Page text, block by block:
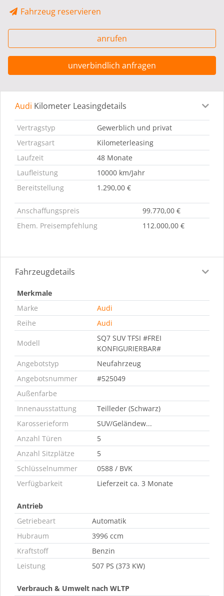
Fahrzeug reservieren
anrufen
unverbindlich anfragen
Leasingdetails Fahrzeugdetails
Audi Kilometer Leasingdetails
Vertragstyp
Gewerblich und privat
Vertragsart
Kilometerleasing
Laufzeit
48 Monate
Laufleistung
10000 km/Jahr
Bereitstellung
1.290,00 €
Anschaffungspreis
99.770,00 €
Ehem. Preisempfehlung
112.000,00 €
Fahrzeugdetails
Merkmale
Marke
Audi
Reihe
Audi
Modell
SQ7 SUV TFSI #FREI
KONFIGURIERBAR#
Angebotstyp
Neufahrzeug
Angebotsnummer
#525049
Außenfarbe
Innenausstattung
Teilleder (Schwarz)
Karosserieform
SUV/Geländew...
Anzahl Türen
5
Anzahl Sitzplätze
5
Schlüsselnummer
0588 / BVK
Verfügbarkeit
Lieferzeit ca. 3 Monate
Antrieb
Getriebeart
Automatik
Hubraum
3996 ccm
Kraftstoff
Benzin
Leistung
507 PS (373 KW)
Verbrauch & Umwelt nach WLTP